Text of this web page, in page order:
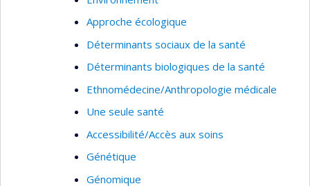
Approche écologique
Déterminants sociaux de la santé
Déterminants biologiques de la santé
Ethnomédecine/Anthropologie médicale
Une seule santé
Accessibilité/Accès aux soins
Génétique
Génomique